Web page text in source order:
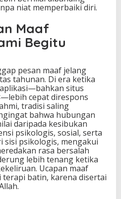
niat memperbaiki diri.
Maaf
Begitu
pesan maaf jelang
tahunan. Di era ketika
situs
—lebih cepat direspons
tradisi saling
bahwa hubungan
daripada kesibukan
psikologis, sosial, serta
sisi psikologis, mengakui
rasa bersalah
lebih tenang ketika
Ucapan maaf
terapi batin, karena disertai